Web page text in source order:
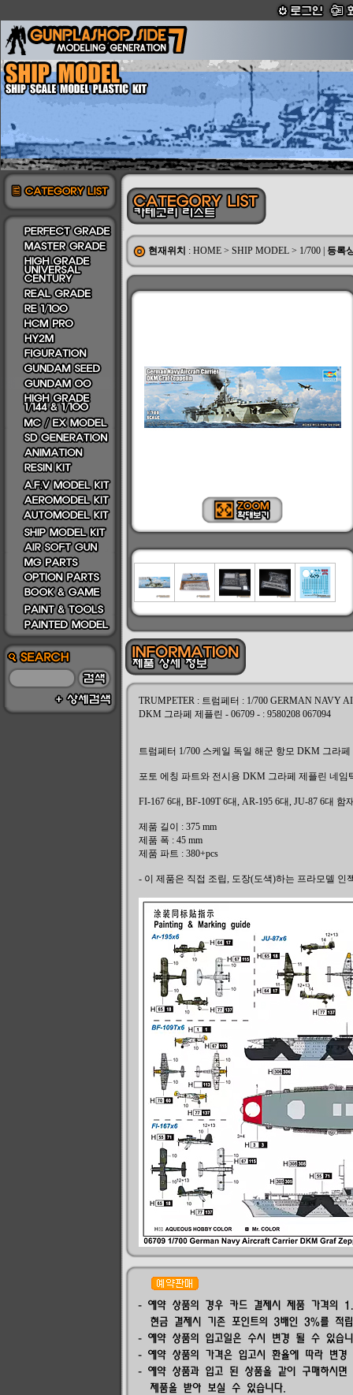
현재위치 : HOME > SHIP MODEL > 1/700 등록
TRUMPETER : 트럼페터 : 1/700 GERMAN NAVY
DKM 그라페 제플린 - 06709 - : 9580208 067094
트럼페터 1/700 스케일 독일 해군 항모 DKM 그라
포토 에칭 파트와 전시용 DKM 그라페 제플린 네임
FI-167 6대, BF-109T 6대, AR-195 6대, JU-87 6대
제품 길이 : 375 mm
제품 폭 : 45 mm
제품 파트 : 380+pcs
- 이 제품은 직접 조립, 도장(도색)하는 프라모델 인